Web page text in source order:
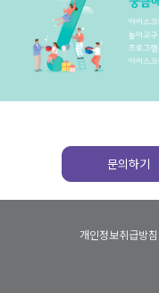
문의하기
개인정보취급방침